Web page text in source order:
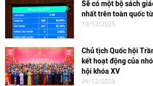
Sẽ có một bộ sách
nhất trên toàn quốc
10/12/2025
Chủ tịch Quốc hội
kết hoạt động của
hội khóa XV
09/12/2025